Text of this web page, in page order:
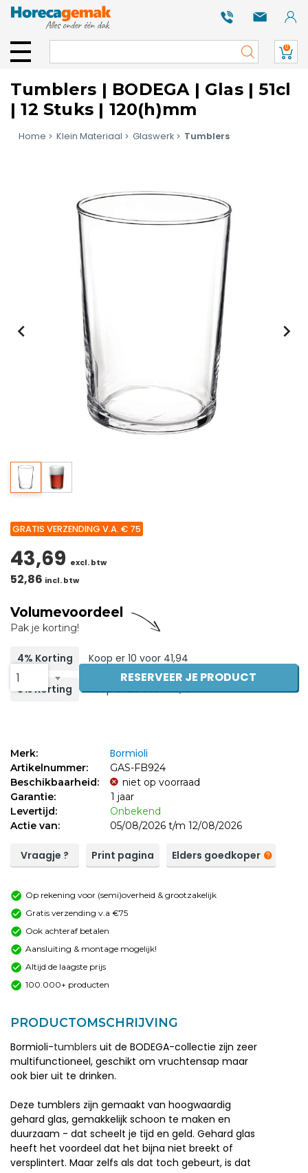
0
Tumblers | BODEGA | Glas | 51cl
| 12 Stuks | 120(h)mm
Home Klein Materiaal Glaswerk Tumblers
GRATIS VERZENDING V.A. € 75
43,69 excl. btw
52,86 incl. btw
Volumevoordeel
Pak je korting!
4% Korting Koop er 10 voor 41,94
8% Korting Koop er 20 voor 40,19
1 RESERVEER JE PRODUCT
Merk: Bormioli
Artikelnummer:
GAS-FB924
Beschikbaarheid:
niet op voorraad
Garantie:
1 jaar
Levertijd:
Onbekend
Actie van:
05/08/2026 t/m 12/08/2026
Vraagje ? Print pagina Elders goedkoper
Op rekening voor (semi)overheid & grootzakelijk
Gratis verzending v.a €75
Ook achteraf betalen
Aansluiting & montage mogelijk!
Altijd de laagste prijs
100.000+ producten
PRODUCTOMSCHRIJVING
Bormioli-tumblers uit de BODEGA-collectie zijn zeer
multifunctioneel, geschikt om vruchtensap maar
ook bier uit te drinken.
Deze tumblers zijn gemaakt van hoogwaardig
gehard glas, gemakkelijk schoon te maken en
duurzaam - dat scheelt je tijd en geld. Gehard glas
heeft het voordeel dat het bijna niet breekt of
versplintert. Maar zelfs als dat toch gebeurt, is dat